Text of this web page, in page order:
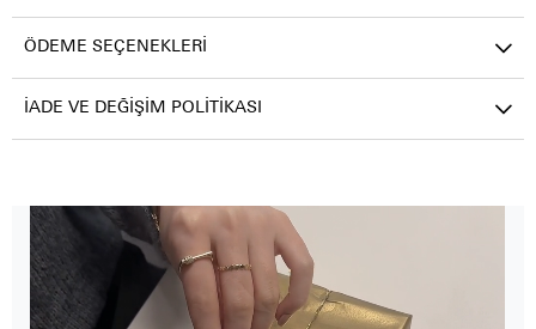
ÖDEME SEÇENEKLERI
İADE VE DEĞIŞIM POLITIKASI